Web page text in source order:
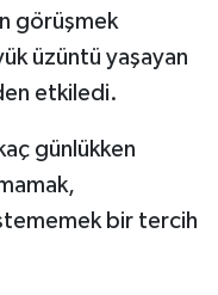
görüşmek
üzüntü yaşayan
etkiledi.
günlükken
bir tercih